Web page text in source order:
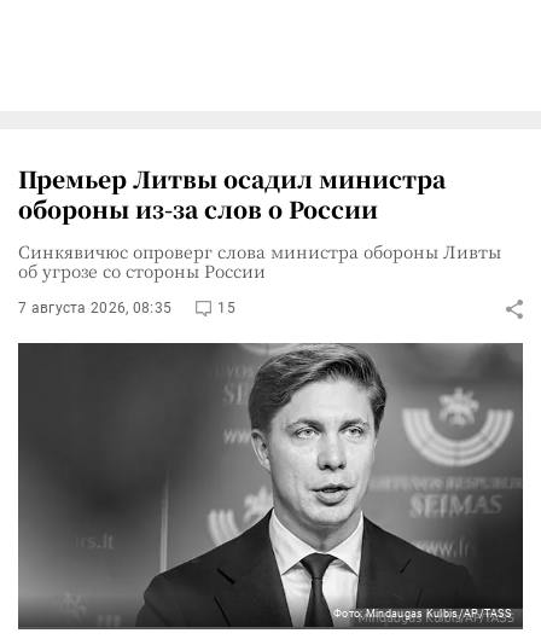
Премьер Литвы осадил министра
обороны из-за слов о России
Синкявичюс опроверг слова министра обороны Ливты
об угрозе со стороны России
7 августа 2026, 08:35 15
Фото: Mindaugas Kulbis/AP/TASS